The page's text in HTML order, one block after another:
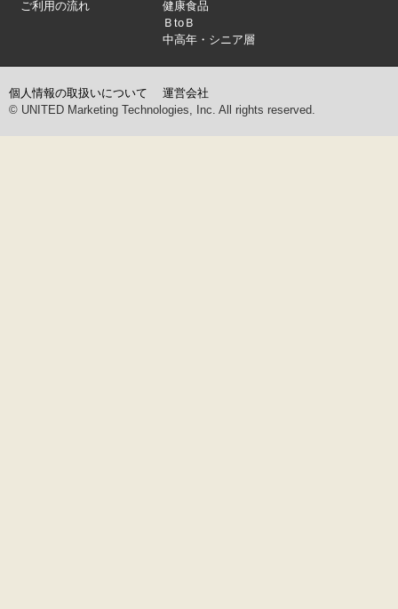
ご利用の流れ
健康食品
ＢtoＢ
中高年・シニア層
個人情報の取扱いについて
運営会社
© UNITED Marketing Technologies, Inc. All rights reserved.